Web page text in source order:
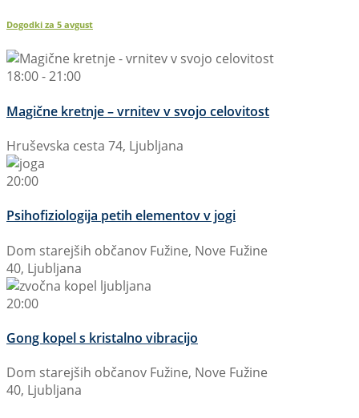
Dogodki za 5 avgust
18:00 - 21:00
Magične kretnje – vrnitev v svojo celovitost
Hruševska cesta 74, Ljubljana
20:00
Psihofiziologija petih elementov v jogi
Dom starejših občanov Fužine, Nove Fužine
40, Ljubljana
20:00
Gong kopel s kristalno vibracijo
Dom starejših občanov Fužine, Nove Fužine
40, Ljubljana